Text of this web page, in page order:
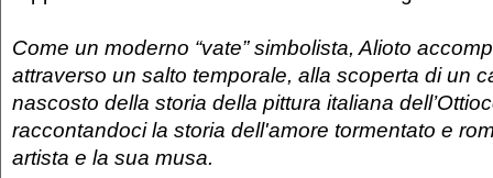
Come un moderno “vate” simbolista, Alioto
attraverso un salto temporale, alla scoperta di un
nascosto della storia della pittura italiana
raccontandoci la storia dell'amore tormentato e
artista e la sua musa.